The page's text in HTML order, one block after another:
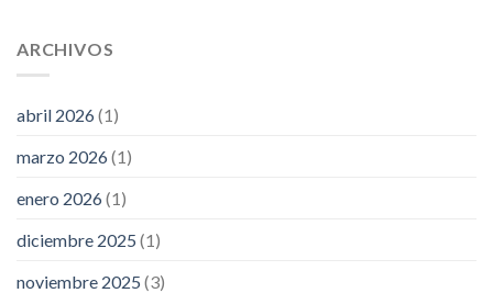
ARCHIVOS
abril 2026(1)
marzo 2026(1)
enero 2026(1)
diciembre 2025 (1)
noviembre 2025 (3)